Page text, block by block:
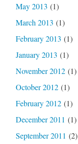
May 2013 (1)
March 2013 (1)
February 2013 (1)
January 2013 (1)
November 2012(1)
October 2012(1)
February 2012(1)
December 2011 (1)
September 2011 (2)